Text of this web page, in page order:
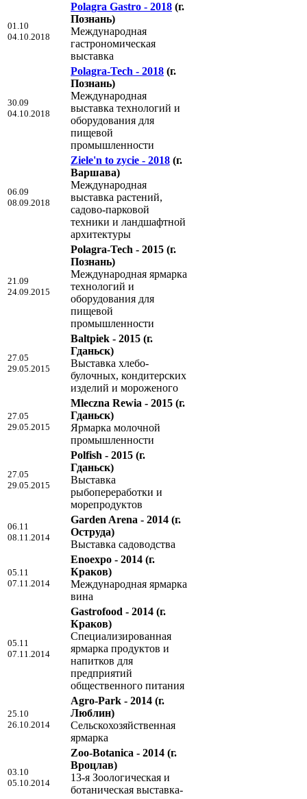
01.10
04.10.2018
Polagra Gastro - 2018 (г.
Познань)
Международная
гастрономическая
выставка
30.09
04.10.2018
Polagra-Tech - 2018 (г.
Познань)
Международная
выставка технологий и
оборудования для
пищевой
промышленности
06.09
08.09.2018
Ziele'n to zycie - 2018 (г.
Варшава)
Международная
выставка растений,
садово-парковой
техники и ландшафтной
архитектуры
21.09
24.09.2015
Polagra-Tech - 2015 (г.
Познань)
Международная ярмарка
технологий и
оборудования для
пищевой
промышленности
27.05
29.05.2015
Baltpiek - 2015 (г.
Гданьск)
Выставка хлебо-
булочных, кондитерских
изделий и мороженого
27.05
29.05.2015
Mleczna Rewia - 2015 (г.
Гданьск)
Ярмарка молочной
промышленности
27.05
29.05.2015
Polfish - 2015 (г.
Гданьск)
Выставка
рыбопереработки и
морепродуктов
06.11
08.11.2014
Garden Arena - 2014 (г.
Оструда)
Выставка садоводства
05.11
07.11.2014
Enoexpo - 2014 (г.
Краков)
Международная ярмарка
вина
05.11
07.11.2014
Gastrofood - 2014 (г.
Краков)
Специализированная
ярмарка продуктов и
напитков для
предприятий
общественного питания
25.10
26.10.2014
Agro-Park - 2014 (г.
Люблин)
Сельскохозяйственная
ярмарка
03.10
05.10.2014
Zoo-Botanica - 2014 (г.
Вроцлав)
13-я Зоологическая и
ботаническая выставка-